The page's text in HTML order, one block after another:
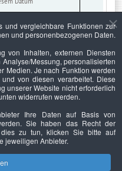
Datum
Datum
Datum
Datum
und vergleichbare Funktionen zur
und personenbezogenen Daten.
von Inhalten, externen Diensten
Messung, personalisierten
Medien. Je nach Funktion werden
von diesen verarbeitet. Diese
unserer Website nicht erforderlich
widerrufen werden.
Ihre Daten auf Basis von
Sie haben das Recht der
zu tun, klicken Sie bitte auf
jeweiligen Anbieter.